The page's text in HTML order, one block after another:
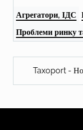
Агрегатори, ІДС
Проблеми ринку
Taxoport -